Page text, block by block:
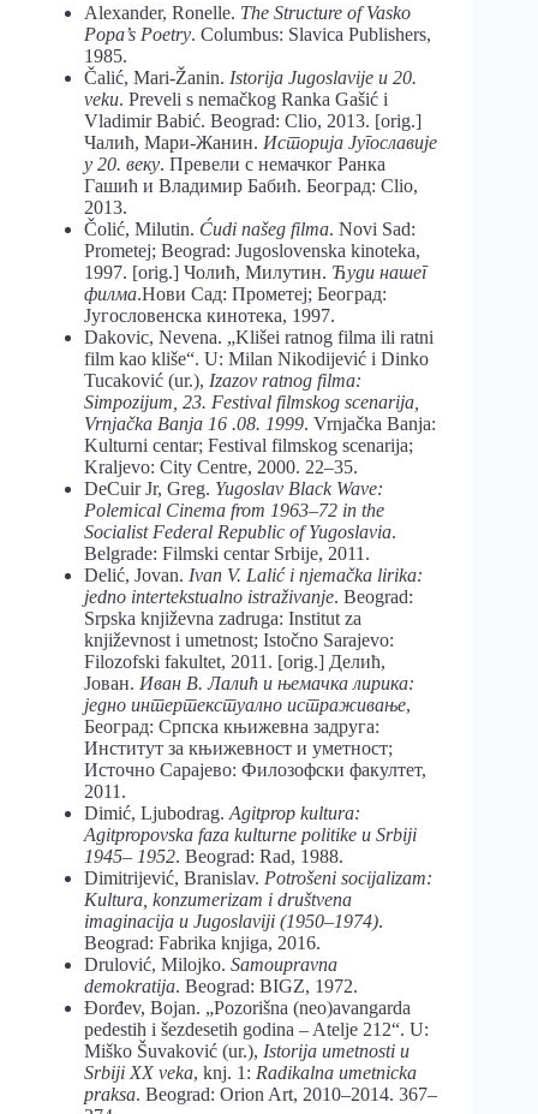
Alexander, Ronelle. The Structure of Vasko
Popa’s Poetry. Columbus: Slavica Publishers,
1985.
Čalić, Mari-Žanin. Istorija Jugoslavije u 20.
veku. Preveli s nemačkog Ranka Gašić i
Vladimir Babić. Beograd: Clio, 2013. [orig.]
Чалић, Мари-Жанин. Историја Југославије
у 20. веку. Превели с немачког Ранка
Гашић и Владимир Бабић. Београд: Clio,
2013.
Čolić, Milutin. Ćudi našeg filma. Novi Sad:
Prometej; Beograd: Jugoslovenska kinoteka,
1997. [orig.] Чолић, Милутин. Ћуди нашег
филма.Нови Сад: Прометеј; Београд:
Југословенска кинотека, 1997.
Dakovic, Nevena. „Klišei ratnog filma ili ratni
film kao kliše“. U: Milan Nikodijević i Dinko
Tucaković (ur.), Izazov ratnog filma:
Simpozijum, 23. Festival filmskog scenarija,
Vrnjačka Banja 16 .08. 1999. Vrnjačka Banja:
Kulturni centar; Festival filmskog scenarija;
Kraljevo: City Centre, 2000. 22–35.
DeCuir Jr, Greg. Yugoslav Black Wave:
Polemical Cinema from 1963–72 in the
Socialist Federal Republic of Yugoslavia.
Belgrade: Filmski centar Srbije, 2011.
Delić, Jovan. Ivan V. Lalić i njemačka lirika:
jedno intertekstualno istraživanje. Beograd:
Srpska književna zadruga: Institut za
književnost i umetnost; Istočno Sarajevo:
Filozofski fakultet, 2011. [orig.] Делић,
Јован. Иван В. Лалић и њемачка лирика:
једно интертекстуално истраживање,
Београд: Српска књижевна задруга:
Институт за књижевност и уметност;
Источно Сарајево: Филозофски факултет,
2011.
Dimić, Ljubodrag. Agitprop kultura:
Agitpropovska faza kulturne politike u Srbiji
1945– 1952. Beograd: Rad, 1988.
Dimitrijević, Branislav. Potrošeni socijalizam:
Kultura, konzumerizam i društvena
imaginacija u Jugoslaviji (1950–1974).
Beograd: Fabrika knjiga, 2016.
Drulović, Milojko. Samoupravna
demokratija. Beograd: BIGZ, 1972.
Đorđev, Bojan. „Pozorišna (neo)avangarda
pedestih i šezdesetih godina – Atelje 212“. U:
Miško Šuvaković (ur.), Istorija umetnosti u
Srbiji XX veka, knj. 1: Radikalna umetnicka
praksa. Beograd: Orion Art, 2010–2014. 367–